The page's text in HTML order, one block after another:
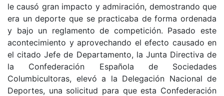
le causó gran impacto y admiración, demostrando que
era un deporte que se practicaba de forma ordenada
y bajo un reglamento de competición. Pasado este
acontecimiento y aprovechando el efecto causado en
el citado Jefe de Departamento, la Junta Directiva de
la Confederación Española de Sociedades
Columbicultoras, elevó a la Delegación Nacional de
Deportes, una solicitud para que esta Confederación